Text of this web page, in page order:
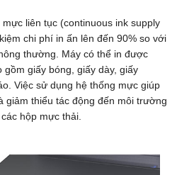
liên tục (continuous ink supply
chi phí in ấn lên đến 90% so với
thường. Máy có thể in được
gồm giấy bóng, giấy dày, giấy
Việc sử dụng hệ thống mực giúp
giảm thiểu tác động đến môi trường
hộp mực thải.